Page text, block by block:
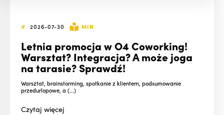
# 2026-07-30 MIN
Letnia promocja w O4 Coworking!
Warsztat? Integracja? A może joga
na tarasie? Sprawdź!
Warsztat, brainstorming, spotkanie z klientem, podsumowanie
przedurlopowe, a (...)
Czytajwięcej